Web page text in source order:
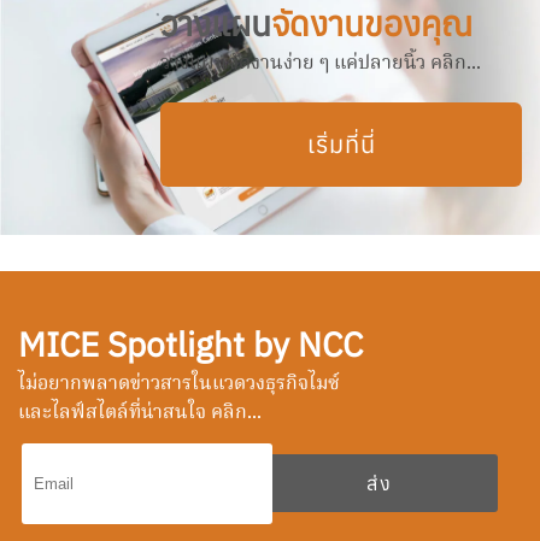
วางแผนจัดงานของคุณ
วางแผนจัดงานง่าย ๆ แค่ปลายนิ้ว คลิก...
เริ่มที่นี่
MICE Spotlight by NCC
ไม่อยากพลาดข่าวสารในแวดวงธุรกิจไมซ์
และไลฟ์สไตล์ที่น่าสนใจ คลิก...